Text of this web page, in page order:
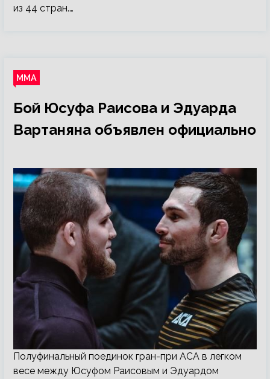
из 44 стран.…
ММА
Бой Юсуфа Раисова и Эдуарда
Вартаняна объявлен официально
Полуфинальный поединок гран-при ACA в легком
весе между Юсуфом Раисовым и Эдуардом